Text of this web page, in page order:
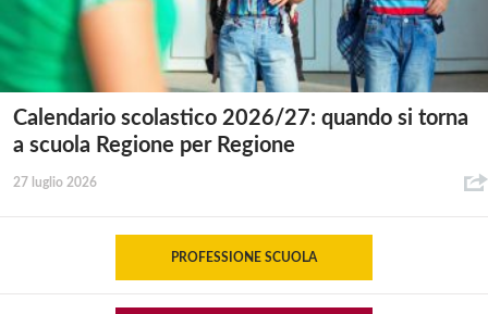
Calendario scolastico 2026/27: quando si torna
a scuola Regione per Regione
27 luglio 2026
PROFESSIONE SCUOLA